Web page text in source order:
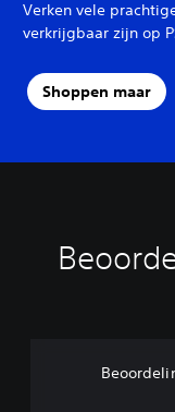
Verken vele
verkrijgbaar zijn op
Shoppen maar